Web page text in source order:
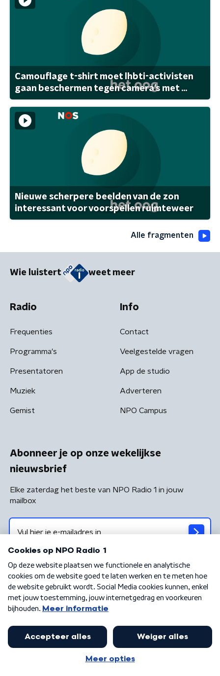
Camouflage t-shirt moet lhbti-activisten
gaan beschermen tegen camera's met ...
Nieuwe scherpere beelden van de zon
interessant voor voorspellen ruimteweer
Alle fragmenten
Wie luistert weet meer
Radio
Frequenties
Programma's
Presentatoren
Muziek
Gemist
Info
Contact
Veelgestelde vragen
App de studio
Adverteren
NPO Campus
Abonneer je op onze wekelijkse
nieuwsbrief
Elke zaterdag het beste van NPO Radio 1 in jouw
mailbox
Algemene voorwaarden